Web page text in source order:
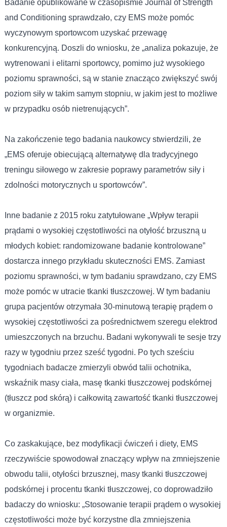
Badanie opublikowane w czasopiśmie Journal of Strength
and Conditioning sprawdzało, czy EMS może pomóc
wyczynowym sportowcom uzyskać przewagę
konkurencyjną. Doszli do wniosku, że „analiza pokazuje, że
wytrenowani i elitarni sportowcy, pomimo już wysokiego
poziomu sprawności, są w stanie znacząco zwiększyć swój
poziom siły w takim samym stopniu, w jakim jest to możliwe
w przypadku osób nietrenujących”.
Na zakończenie tego badania naukowcy stwierdzili, że
„EMS oferuje obiecującą alternatywę dla tradycyjnego
treningu siłowego w zakresie poprawy parametrów siły i
zdolności motorycznych u sportowców”.
Inne badanie z 2015 roku zatytułowane „Wpływ terapii
prądami o wysokiej częstotliwości na otyłość brzuszną u
młodych kobiet: randomizowane badanie kontrolowane”
dostarcza innego przykładu skuteczności EMS. Zamiast
poziomu sprawności, w tym badaniu sprawdzano, czy EMS
może pomóc w utracie tkanki tłuszczowej. W tym badaniu
grupa pacjentów otrzymała 30-minutową terapię prądem o
wysokiej częstotliwości za pośrednictwem szeregu elektrod
umieszczonych na brzuchu. Badani wykonywali te sesje trzy
razy w tygodniu przez sześć tygodni. Po tych sześciu
tygodniach badacze zmierzyli obwód talii ochotnika,
wskaźnik masy ciała, masę tkanki tłuszczowej podskórnej
(tłuszcz pod skórą) i całkowitą zawartość tkanki tłuszczowej
w organizmie.
Co zaskakujące, bez modyfikacji ćwiczeń i diety, EMS
rzeczywiście spowodował znaczący wpływ na zmniejszenie
obwodu talii, otyłości brzusznej, masy tkanki tłuszczowej
podskórnej i procentu tkanki tłuszczowej, co doprowadziło
badaczy do wniosku: „Stosowanie terapii prądem o wysokiej
częstotliwości może być korzystne dla zmniejszenia